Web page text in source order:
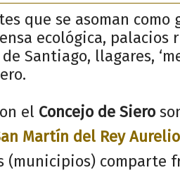
que se asoman como
ecológica, palacios
Santiago, llagares,
el Concejo de Siero
Martín del Rey Aurelio
(municipios) comparte